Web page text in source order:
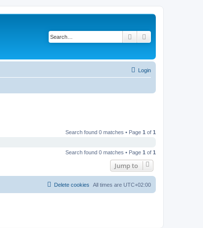
Search
Login
Search found 0 matches • Page 1 of 1
Search found 0 matches • Page 1 of 1
Jump to
All times are UTC+02:00
Delete cookies